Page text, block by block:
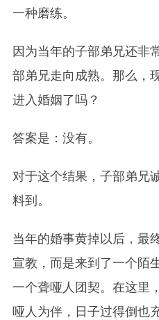
一种磨练。
因为当年的子部弟兄还非
部弟兄走向成熟。那么，
进入婚姻了吗？
答案是：没有。
对于这个结果，子部弟兄
料到。
当年的婚事黄掉以后，最
宣教，而是来到了一个陌
一个聋哑人团契。在这里
哑人为伴，日子过得倒也